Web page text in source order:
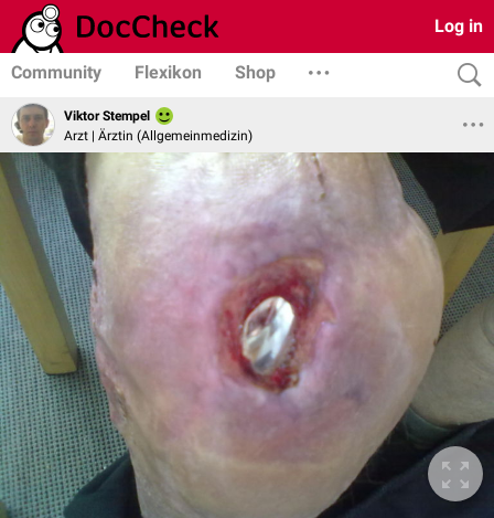
Log in
Community Flexikon Shop
Viktor Stempel
Arzt | Ärztin (Allgemeinmedizin)